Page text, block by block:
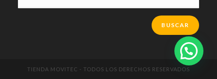
BUSCAR
TIENDA MOVITEC - TODOS LOS DERECHOS RESERVADOS